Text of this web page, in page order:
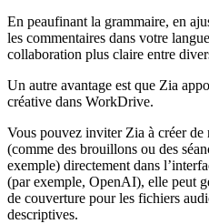
En peaufinant la grammaire, en
les commentaires dans votre
collaboration plus claire entre
Un autre avantage est que Zia
créative dans WorkDrive.
Vous pouvez inviter Zia à créer de
(comme des brouillons ou des
exemple) directement dans
(par exemple, OpenAI), elle peut
de couverture pour les fichiers
descriptives.